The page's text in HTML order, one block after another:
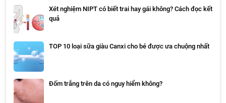
Xét nghiệm NIPT có biết trai hay gái không? Cách đọc kết
quả
TOP 10 loại sữa giàu Canxi cho bé được ưa chuộng nhất
Đốm trắng trên da có nguy hiểm không?